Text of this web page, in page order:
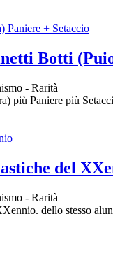
Botti
- Rarità
più Paniere più
del
- Rarità
dello stesso